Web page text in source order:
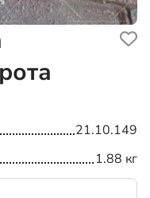
21.10.149
1.88 кг